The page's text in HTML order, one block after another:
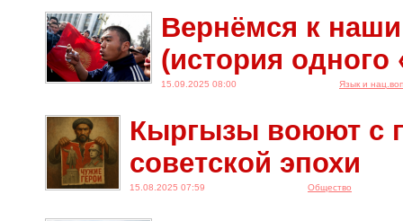
спустя. Часть 4
12.08.2025 08:00
Вернёмся к
(история одного
15.09.2025 08:00 Язык и
Кыргызы воюют с
советской эпохи
15.08.2025 07:59 Общество